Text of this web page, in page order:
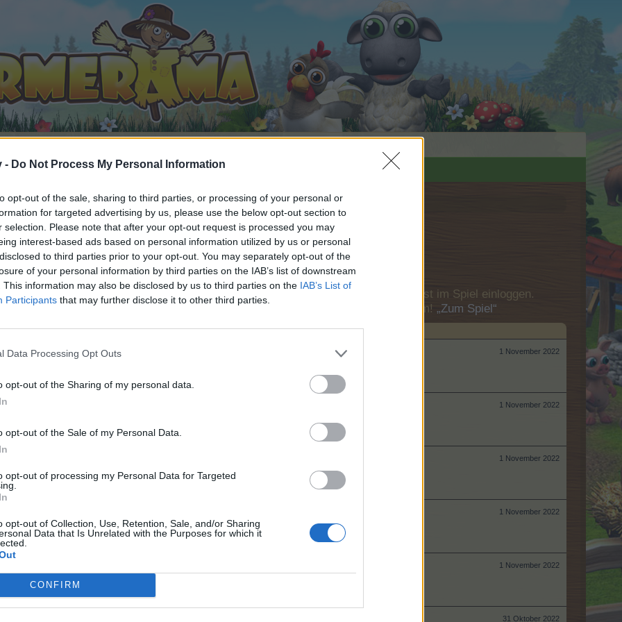
- Do Not Process My Personal Information
opt-out of the sale, sharing to third parties, or processing of your personal or
for targeted advertising by us, please use the below opt-out section to
selection. Please note that after your opt-out request is processed you may
interest-based ads based on personal information utilized by us or personal
to third parties prior to your opt-out. You may separately opt-out of the
of your personal information by third parties on the IAB’s list of downstream
This information may also be disclosed by us to third parties on the IAB’s List of
Participants that may further disclose it to other third parties.
Data Processing Opt Outs
opt-out of the Sharing of my personal data.
opt-out of the Sale of my Personal Data.
opt-out of processing my Personal Data for Targeted
opt-out of Collection, Use, Retention, Sale, and/or Sharing
Data that Is Unrelated with the Purposes for which it
CONFIRM
(5)
teilnehmen oder eigene Themen starten möchtest, musst Du Dich bitte zunächst im Spiel einloggen.
Dich neu. Wir freuen uns auf Deinen nächsten Besuch in unserem Forum! „Zum Spiel“
1 November 2022
1 November 2022
1 November 2022
6.000
1 November 2022
1 November 2022
31 Oktober 2022